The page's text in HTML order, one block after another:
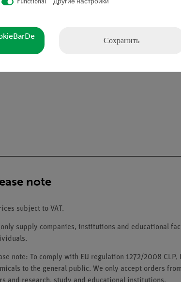
заведующего кафедрой биологии (на
note
subject to VAT.
only supply companies, institutions and educational
note: To comply with EU regulation 1272/2008 CLP,
to the general public. We only accept orders
and research, study and educational institutions.
Functional Другие настройки
Сохранить